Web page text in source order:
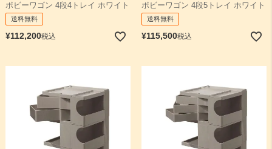
ボビーワゴン 4段4トレイ ホワイト
送料無料
¥112,200税込
ボビーワゴン 4段5トレイ ホワイト
送料無料
¥115,500税込